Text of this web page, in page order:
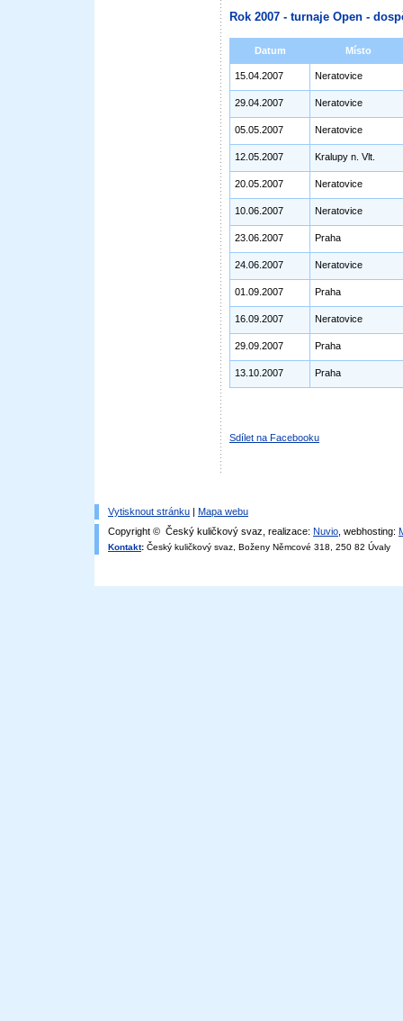
Rok 2007 - turnaje Open -
Datum Místo
15.04.2007 Neratovice
29.04.2007 Neratovice
05.05.2007 Neratovice
12.05.2007 Kralupy n. Vlt.
20.05.2007 Neratovice
10.06.2007 Neratovice
23.06.2007 Praha
24.06.2007 Neratovice
01.09.2007 Praha
16.09.2007 Neratovice
29.09.2007 Praha
13.10.2007 Praha
Sdílet na Facebooku
Vytisknout stránku | Mapa webu
Copyright © Český kuličkový svaz, realizace: Nuvio , webhosting:
Kontakt: Český kuličkový svaz, Boženy Němcové 318, 250 82 Úvaly